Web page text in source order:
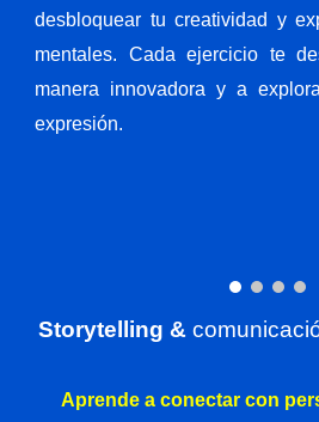
desbloquear tu creatividad y
mentales. Cada ejercicio te
manera innovadora y a
expresión.
Storytelling &
Aprende a conectar con